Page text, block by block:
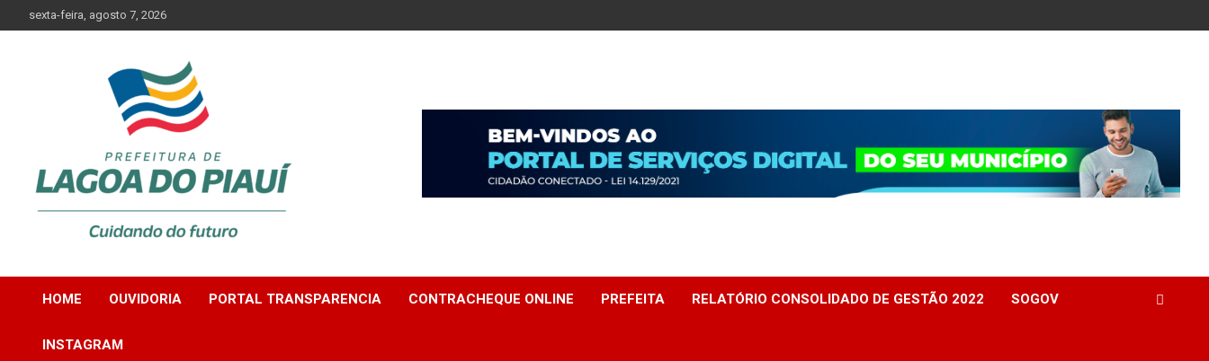
to
sexta-feira, agosto 7, 2026
PREFEITURA DE
HOME OUVIDORIA PORTAL TRANSPARENCIA CONTRACHEQUE ONLINE PREFEITA RELATÓRIO CONSOLIDADO DE GESTÃO 2022 SOGOV
INSTAGRAM